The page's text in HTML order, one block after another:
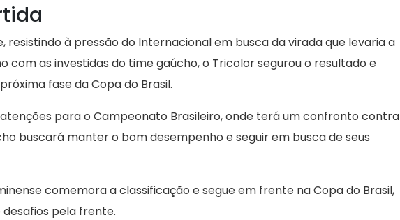
resistindo à pressão do Internacional em busca da virada que levaria a
com as investidas do time gaúcho, o Tricolor segurou o resultado e
fase da Copa do Brasil.
para o Campeonato Brasileiro, onde terá um confronto contra
buscará manter o bom desempenho e seguir em busca de seus
comemora a classificação e segue em frente na Copa do Brasil,
pela frente.